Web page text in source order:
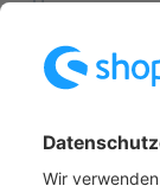
Im Tab
angezeigt,